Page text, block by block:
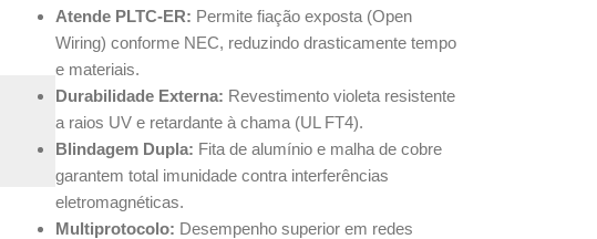
Atende PLTC-ER: Permite fiação exposta (Open
Wiring) conforme NEC, reduzindo drasticamente tempo
e materiais.
Durabilidade Externa: Revestimento violeta resistente
a raios UV e retardante à chama (UL FT4).
Blindagem Dupla: Fita de alumínio e malha de cobre
garantem total imunidade contra interferências
eletromagnéticas.
Multiprotocolo: Desempenho superior em redes